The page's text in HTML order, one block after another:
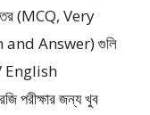
(MCQ, Very
and Answer)গুলি
English
পরীক্ষার জন্য খুব